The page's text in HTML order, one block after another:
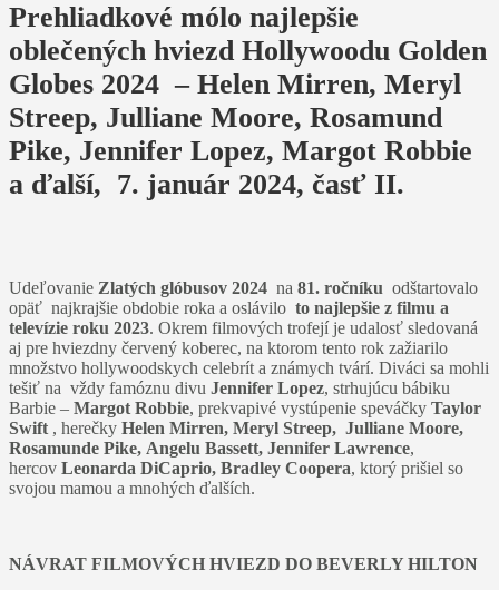
Prehliadkové mólo najlepšie
oblečených hviezd Hollywoodu Golden
Globes 2024 – Helen Mirren, Meryl
Streep, Julliane Moore, Rosamund
Pike, Jennifer Lopez, Margot Robbie
a ďalší, 7. január 2024, časť II.
Udeľovanie Zlatých glóbusov 2024 na 81. ročníku odštartovalo
opäť najkrajšie obdobie roka a oslávilo to najlepšie z filmu a
televízie roku 2023. Okrem filmových trofejí je udalosť sledovaná
aj pre hviezdny červený koberec, na ktorom tento rok zažiarilo
množstvo hollywoodskych celebrít a známych tvárí. Diváci sa mohli
tešiť na vždy famóznu divu Jennifer Lopez, strhujúcu bábiku
Barbie – Margot Robbie, prekvapivé vystúpenie speváčky Taylor
Swift , herečky Helen Mirren, Meryl Streep, Julliane Moore,
Rosamunde Pike, Angelu Bassett, Jennifer Lawrence,
hercov Leonarda DiCaprio, Bradley Coopera, ktorý prišiel so
svojou mamou a mnohých ďalších.
NÁVRAT FILMOVÝCH HVIEZD DO BEVERLY HILTON